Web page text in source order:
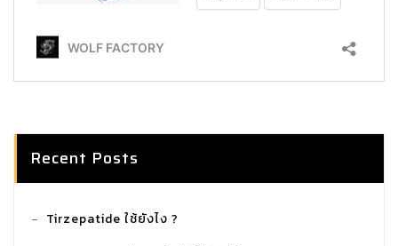
Recent Posts
Tirzepatide ใช้ยังไง ?